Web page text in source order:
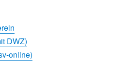
DWZ)
online)